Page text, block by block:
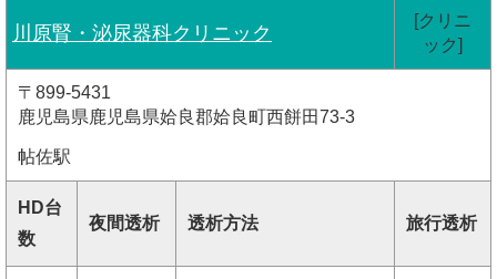
川原腎・泌尿器科クリニック
[クリニ
ック]
〒899-5431
鹿児島県鹿児島県姶良郡姶良町西餅田73-3
帖佐駅
HD台
数
夜間透析 透析方法 旅行透析